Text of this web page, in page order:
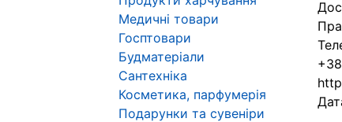
Медичні товари
Госптовари
Будматеріали
Сантехніка
Косметика, парфумерія
Подарунки та сувеніри